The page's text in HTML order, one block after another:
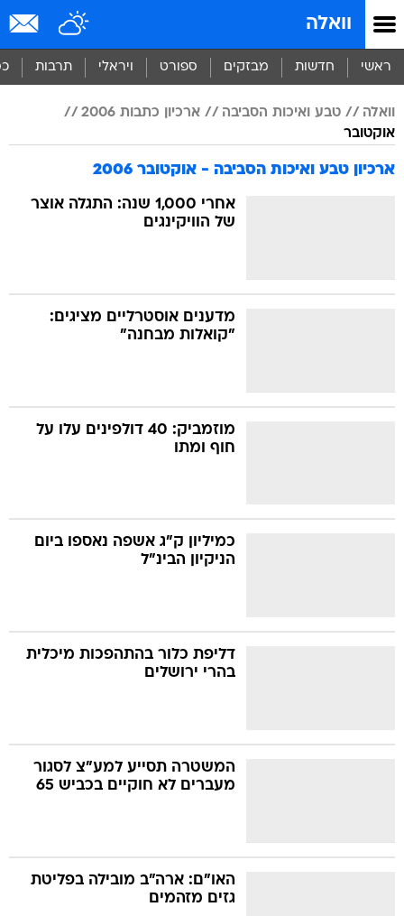
וואלה
ראשי חדשות מבזקים ספורט ויראלי תרבות
וואלה טבע ואיכות הסביבה
ארכיון כתבות 2006
אוקטובר
ארכיון טבע ואיכות הסביבה - אוקטובר 2006
אחרי 1,000 שנה: התגלה אוצר
של הוויקינגים
מדענים אוסטרליים מציגים:
"קואלות מבחנה"
מוזמביק: 40 דולפינים עלו על
חוף ומתו
כמיליון ק"ג אשפה נאספו ביום
הניקיון הבינ"ל
דליפת כלור בהתהפכות מיכלית
בהרי ירושלים
המשטרה תסייע למע"צ לסגור
מעברים לא חוקיים בכביש 65
האו"ם: ארה"ב מובילה בפליטת
גזים מזהמים